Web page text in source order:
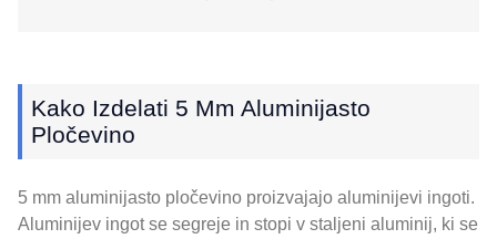
Kako Izdelati 5 Mm Aluminijasto
Pločevino
5 mm aluminijasto pločevino proizvajajo aluminijevi ingoti.
Aluminijev ingot se segreje in stopi v staljeni aluminij, ki se